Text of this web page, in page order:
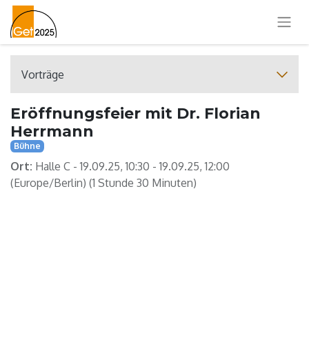
Vorträge
Eröffnungsfeier mit Dr. Florian
Herrmann
Bühne
Ort: Halle C -19.09.25, 10:30 -19.09.25, 12:00
(Europe/Berlin) (1 Stunde 30 Minuten)